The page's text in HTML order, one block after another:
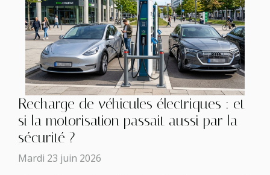
Recharge de véhicules électriques : et
si la motorisation passait aussi par la
sécurité ?
Mardi 23 juin 2026